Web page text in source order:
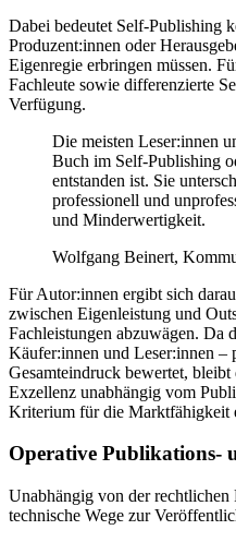
Dabei bedeutet Self-Publishing
Produzent:innen oder
Eigenregie erbringen müssen.
Fachleute sowie differenzierte
Verfügung.
Die meisten Leser:innen
Buch im Self-Publishing
entstanden ist. Sie
professionell und
und Minderwertigkeit.
Wolfgang Beinert,
Für Autor:innen ergibt sich
zwischen Eigenleistung und
Fachleistungen abzuwägen. Da
Käufer:innen und Leser:innen –
Gesamteindruck bewertet,
Exzellenz unabhängig vom
Kriterium für die Marktfähigkeit
Operative Publikations-
Unabhängig von der rechtlichen
technische Wege zur